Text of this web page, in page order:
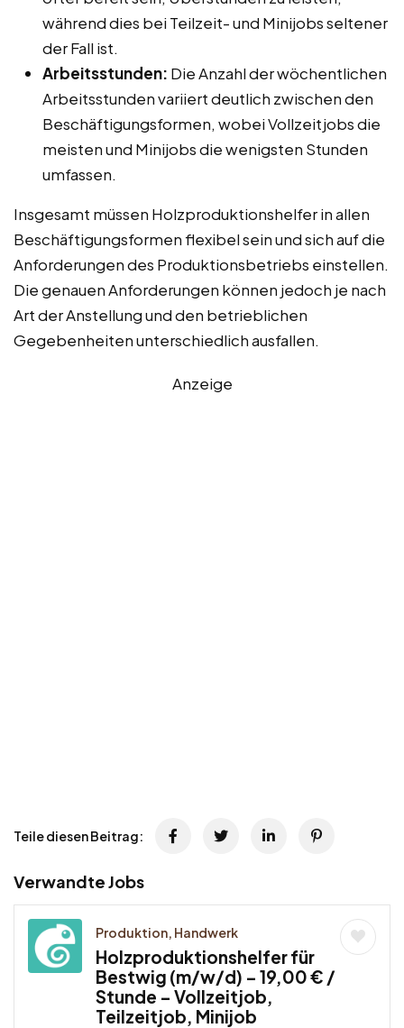
während dies bei Teilzeit- und Minijobs seltener
der Fall ist.
Arbeitsstunden: Die Anzahl der wöchentlichen
Arbeitsstunden variiert deutlich zwischen den
Beschäftigungsformen, wobei Vollzeitjobs die
meisten und Minijobs die wenigsten Stunden
umfassen.
Insgesamt müssen Holzproduktionshelfer in allen
Beschäftigungsformen flexibel sein und sich auf die
Anforderungen des Produktionsbetriebs einstellen.
Die genauen Anforderungen können jedoch je nach
Art der Anstellung und den betrieblichen
Gegebenheiten unterschiedlich ausfallen.
Anzeige
Teile diesen Beitrag:
Verwandte Jobs
Produktion, Handwerk
Holzproduktionshelfer für
Bestwig (m/w/d) – 19,00 € /
Stunde – Vollzeitjob,
Teilzeitjob, Minijob